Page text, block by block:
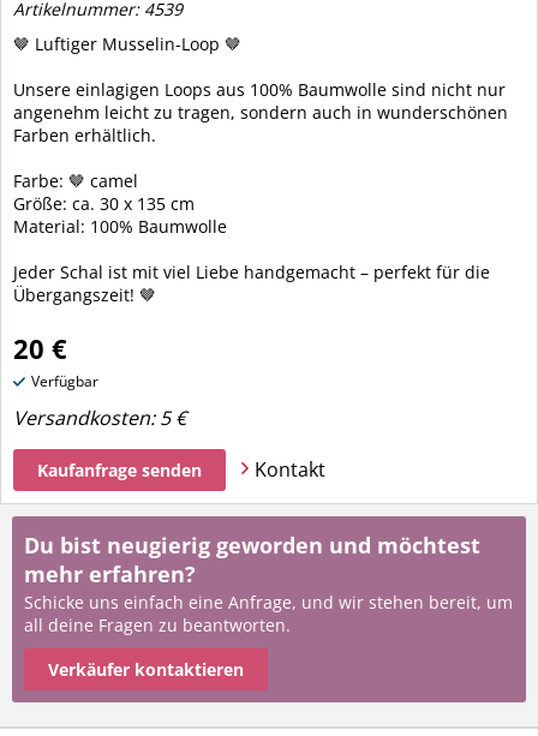
Artikelnummer: 4539
🤎 Luftiger Musselin-Loop 🤎
Unsere einlagigen Loops aus 100% Baumwolle sind nicht nur
angenehm leicht zu tragen, sondern auch in wunderschönen
Farben erhältlich.
Farbe: 🤎 camel
Größe: ca. 30 x 135 cm
Material: 100% Baumwolle
Jeder Schal ist mit viel Liebe handgemacht – perfekt für die
Übergangszeit! 🤎
20 €
Verfügbar
Versandkosten:5 €
Kaufanfrage senden Kontakt
Du bist neugierig geworden und möchtest
mehr erfahren?
Schicke uns einfach eine Anfrage, und wir stehen bereit, um
all deine Fragen zu beantworten.
Verkäufer kontaktieren